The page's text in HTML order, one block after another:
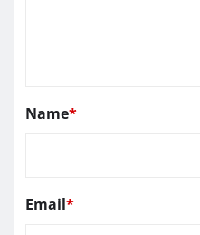
Name*
Email*